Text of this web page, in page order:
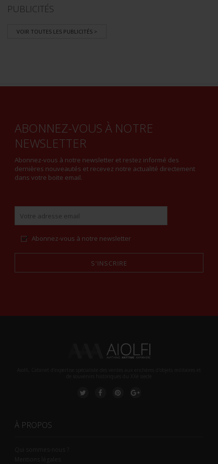
PUBLICITÉS
VOIR TOUTES LES PUBLICITÉS >
ABONNEZ-VOUS À NOTRE
NEWSLETTER
Abonnez-vous à notre newsletter et restez informé des
dernières nouveautés et recevez notre actualité directement
dans votre boite email.
Abonnez-vous à notre newsletter
S'INSCRIRE
À PROPOS